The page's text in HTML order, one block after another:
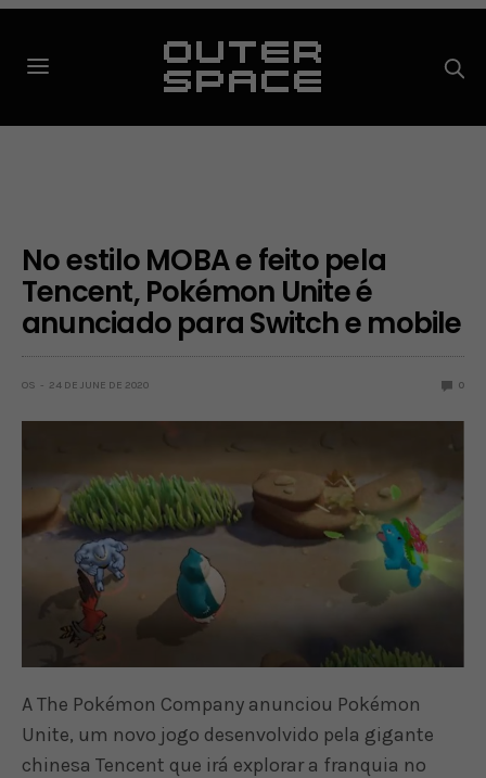
No estilo MOBA e feito pela
Tencent, Pokémon Unite é
anunciado para Switch e mobile
OS 24 DE JUNE DE 2020 0
A The Pokémon Company anunciou Pokémon
Unite, um novo jogo desenvolvido pela gigante
chinesa Tencent que irá explorar a franquia no